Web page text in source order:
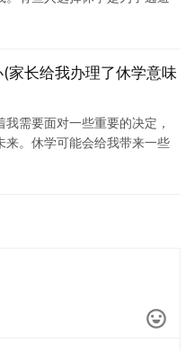
家长给我办理了休学意味
需要面对一些重要的决定，
来。休学可能会给我带来一些